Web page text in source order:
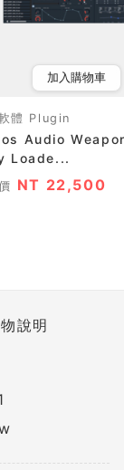
加入購物車
體 Plugin
Audio
Loade...
NT 22,500
說明